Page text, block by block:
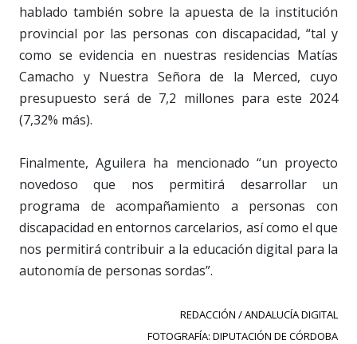
hablado también sobre la apuesta de la institución
provincial por las personas con discapacidad, “tal y
como se evidencia en nuestras residencias Matías
Camacho y Nuestra Señora de la Merced, cuyo
presupuesto será de 7,2 millones para este 2024
(7,32% más).
Finalmente, Aguilera ha mencionado “un proyecto
novedoso que nos permitirá desarrollar un
programa de acompañamiento a personas con
discapacidad en entornos carcelarios, así como el que
nos permitirá contribuir a la educación digital para la
autonomía de personas sordas”.
REDACCIÓN / ANDALUCÍA DIGITAL
FOTOGRAFÍA: DIPUTACIÓN DE CÓRDOBA